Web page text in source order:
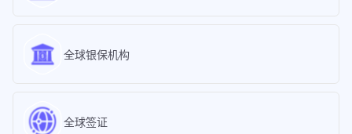
全球银保机构
全球签证